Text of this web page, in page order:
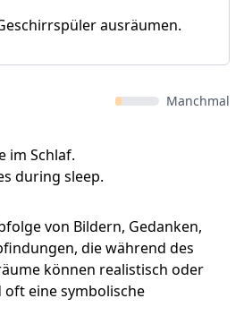
ausräumen.
Manchmal
im Schlaf.
during sleep.
von Bildern, Gedanken,
die während des
können realistisch oder
eine symbolische